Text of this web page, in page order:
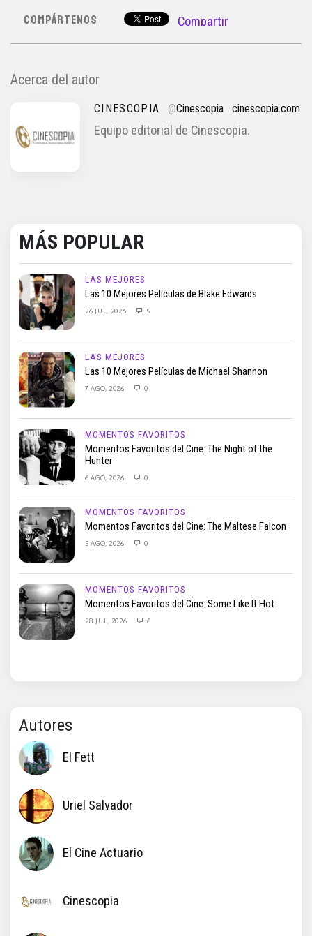
COMPÁRTENOS Compartir
Acerca del autor
CINESCOPIA @Cinescopia cinescopia.com
Equipo editorial de Cinescopia.
MÁS POPULAR
LAS MEJORES
Las 10 Mejores Películas de Blake Edwards
26 JUL, 2026 5
LAS MEJORES
Las 10 Mejores Películas de Michael Shannon
7 AGO, 2026 0
MOMENTOS FAVORITOS
Momentos Favoritos del Cine: The Night of the
Hunter
6 AGO, 2026 0
MOMENTOS FAVORITOS
Momentos Favoritos del Cine: The Maltese Falcon
5 AGO, 2026 0
MOMENTOS FAVORITOS
Momentos Favoritos del Cine: Some Like It Hot
28 JUL, 2026 6
Autores
El Fett
Uriel Salvador
El Cine Actuario
Cinescopia